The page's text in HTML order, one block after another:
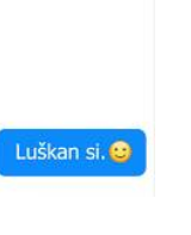
netu?